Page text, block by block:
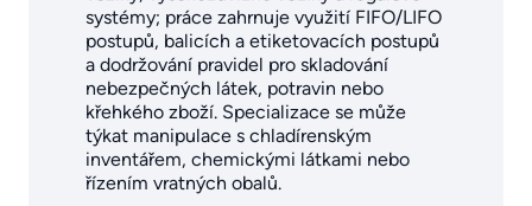
systémy; práce zahrnuje využití FIFO/LIFO
postupů, balicích a etiketovacích postupů
a dodržování pravidel pro skladování
nebezpečných látek, potravin nebo
křehkého zboží. Specializace se může
týkat manipulace s chladírenským
inventářem, chemickými látkami nebo
řízením vratných obalů.